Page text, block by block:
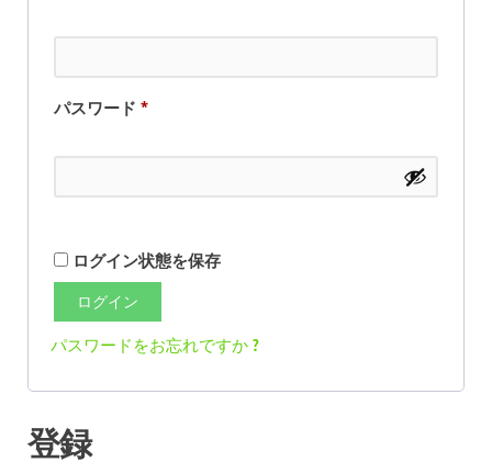
パスワード *
ログイン状態を保存
ログイン
パスワードをお忘れですか ?
登録